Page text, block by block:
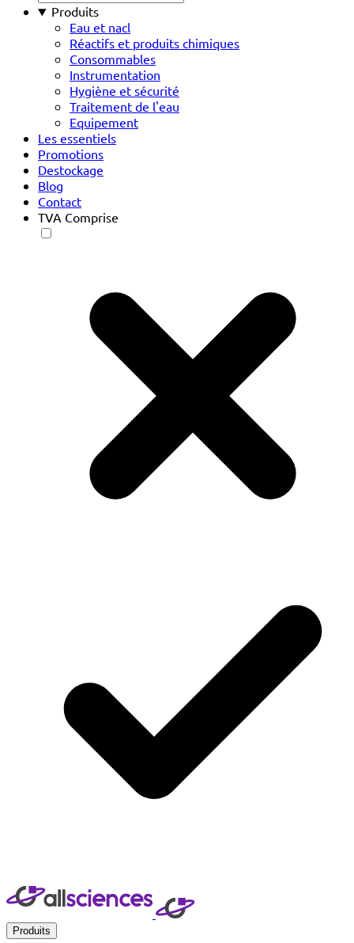
Produits
Eau et nacl
Réactifs et produits chimiques
Consommables
Instrumentation
Hygiène et sécurité
Traitement de l'eau
Equipement
Les essentiels
Promotions
Destockage
Blog
Contact
TVA Comprise
Produits